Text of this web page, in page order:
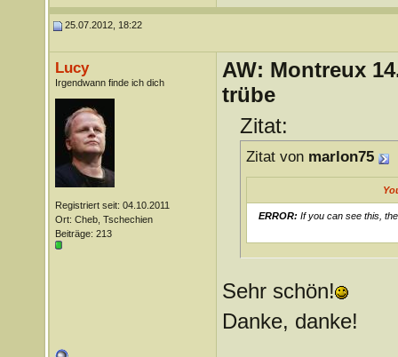
25.07.2012, 18:22
Lucy
Irgendwann finde ich dich
Registriert seit: 04.10.2011
Ort: Cheb, Tschechien
Beiträge: 213
AW: Montreux
trübe
Zitat:
Zitat von marlon75
ERROR: If you can see this,
Sehr schön!
Danke, danke!